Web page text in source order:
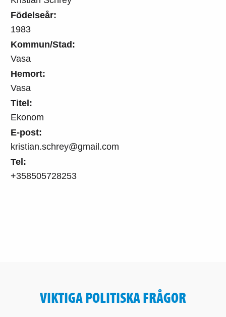
Födelseår:
1983
Kommun/Stad:
Vasa
Hemort:
Vasa
Titel:
Ekonom
E-post:
kristian.schrey@gmail.com
Tel:
+358505728253
VIKTIGA POLITISKA FRÅGOR